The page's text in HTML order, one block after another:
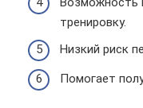
тренировку.
Низкий риск
Помогает